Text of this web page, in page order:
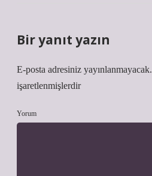
Bir yanıt yazın
E-posta adresiniz yayınlanmayacak.
işaretlenmişlerdir
Yorum